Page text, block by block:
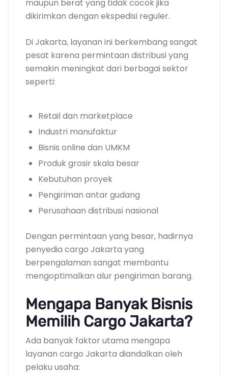
maupun berat yang tidak cocok jika
dikirimkan dengan ekspedisi reguler.
Di Jakarta, layanan ini berkembang sangat
pesat karena permintaan distribusi yang
semakin meningkat dari berbagai sektor
seperti:
Retail dan marketplace
Industri manufaktur
Bisnis online dan UMKM
Produk grosir skala besar
Kebutuhan proyek
Pengiriman antar gudang
Perusahaan distribusi nasional
Dengan permintaan yang besar, hadirnya
penyedia cargo Jakarta yang
berpengalaman sangat membantu
mengoptimalkan alur pengiriman barang.
Mengapa Banyak Bisnis
Memilih Cargo Jakarta?
Ada banyak faktor utama mengapa
layanan cargo Jakarta diandalkan oleh
pelaku usaha: